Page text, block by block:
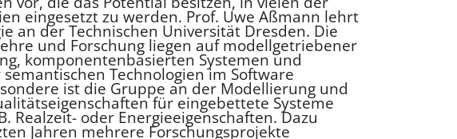
eingesetzt zu werden. Prof. Uwe Aßmann lehrt
an der Technischen Universität Dresden. Die
und Forschung liegen auf modellgetriebener
komponentenbasierten Systemen und
Technologien im Software
ist die Gruppe an der Modellierung und
für eingebettete Systeme
Realzeit- oder Energieeigenschaften. Dazu
Jahren mehrere Forschungsprojekte